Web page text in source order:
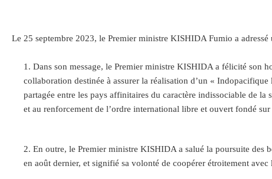
Le 25 septembre 2023, le Premier ministre KISHIDA Fumio a adressé
Dans son message, le Premier ministre KISHIDA a félicité son
collaboration destinée à assurer la réalisation d’un «
partagée entre les pays affinitaires du caractère indissociable de
et au renforcement de l’ordre international libre et ouvert fondé
En outre, le Premier ministre KISHIDA a salué la poursuite des
en août dernier, et signifié sa volonté de coopérer étroitement